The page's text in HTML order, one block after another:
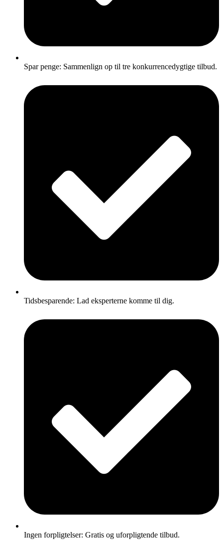
Spar penge: Sammenlign op til tre konkurrencedygtige tilbud.
Tidsbesparende: Lad eksperterne komme til dig.
Ingen forpligtelser: Gratis og uforpligtende tilbud.